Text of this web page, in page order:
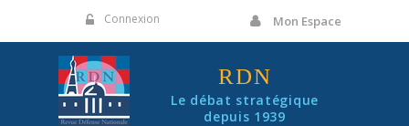
Connexion Mon Espace
RDN
Le débat stratégique
depuis 1939